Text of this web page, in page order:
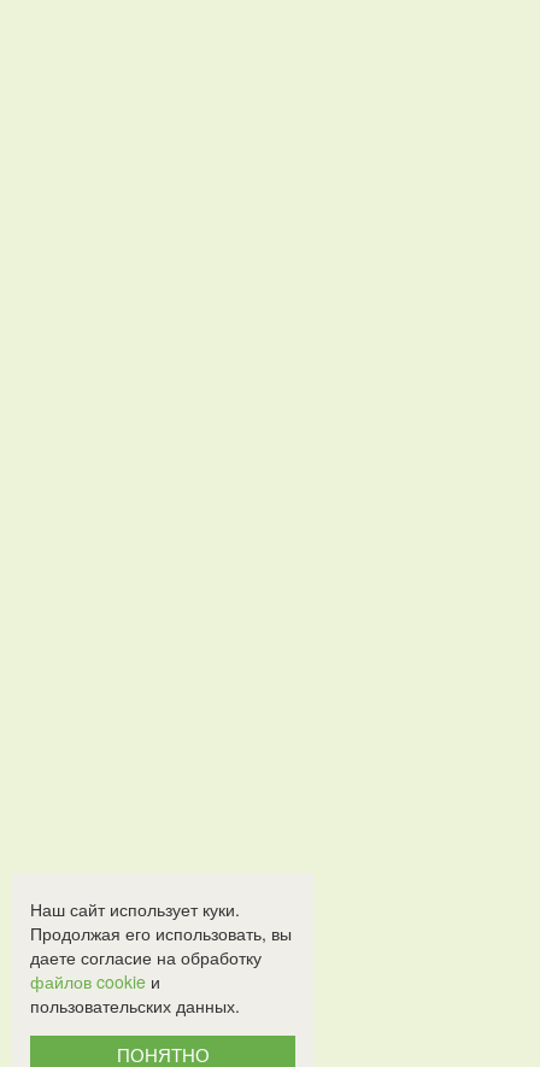
Наш сайт использует куки.
Продолжая его использовать, вы
даете согласие на обработку
файлов cookie и
пользовательских данных.
ПОНЯТНО